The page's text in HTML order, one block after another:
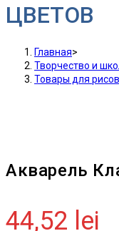
ЦВЕТОВ
Главная>
Творчество и
Товары для
Акварель
44,52 lei